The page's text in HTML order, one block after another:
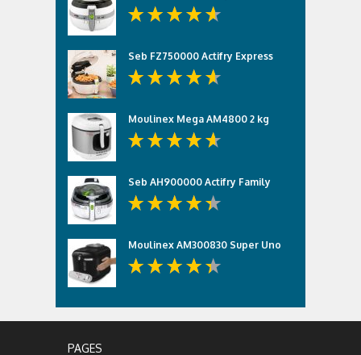
Seb FZ750000 Actifry Express
Moulinex Mega AM4800 2 kg
Seb AH900000 Actifry Family
Moulinex AM300830 Super Uno
PAGES